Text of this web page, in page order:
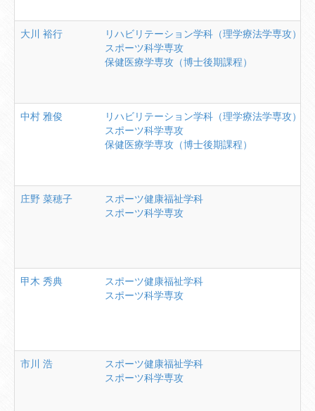
大川 裕行
リハビリテーション学科（理学療法学専攻）
スポーツ科学専攻
保健医療学専攻（博士後期課程）
中村 雅俊
リハビリテーション学科（理学療法学専攻）
スポーツ科学専攻
保健医療学専攻（博士後期課程）
庄野 菜穂子
スポーツ健康福祉学科
スポーツ科学専攻
甲木 秀典
スポーツ健康福祉学科
スポーツ科学専攻
市川 浩
スポーツ健康福祉学科
スポーツ科学専攻